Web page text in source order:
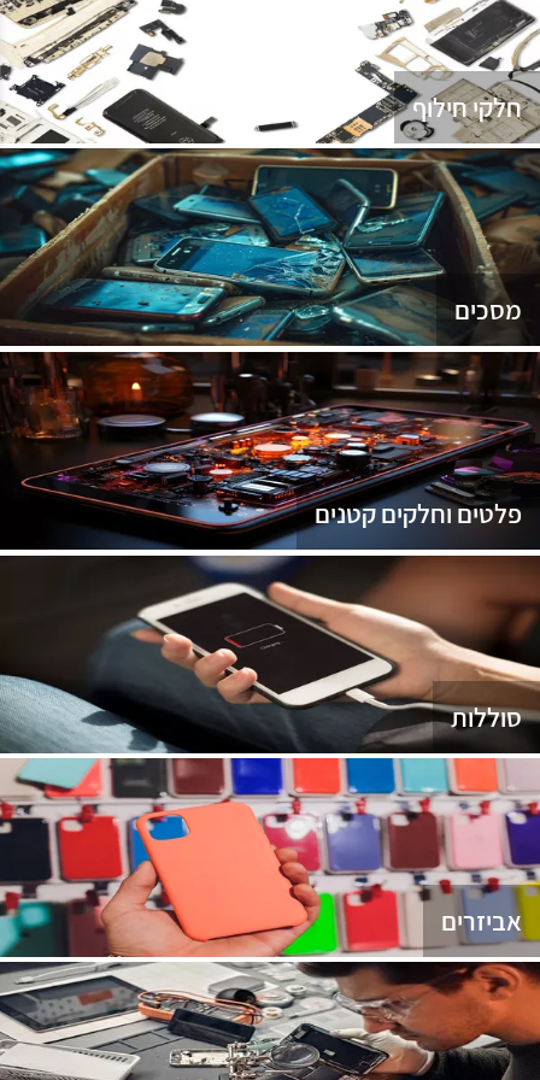
חלקי חילוף
מסכים
פלטים וחלקים קטנים
סוללות
אביזרים